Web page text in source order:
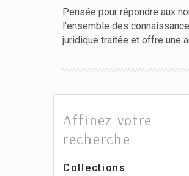
Pensée pour répondre aux
l’ensemble des
juridique traitée et offre une
Affinez votre
recherche
Collections